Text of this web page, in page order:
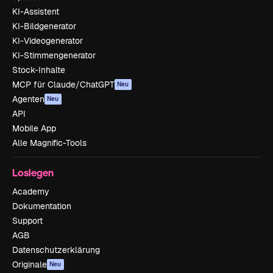
KI-Assistent
KI-Bildgenerator
KI-Videogenerator
KI-Stimmengenerator
Stock-Inhalte
MCP für Claude/ChatGPT Neu
Agenten Neu
API
Mobile App
Alle Magnific-Tools
Loslegen
Academy
Dokumentation
Support
AGB
Datenschutzerklärung
Originale Neu